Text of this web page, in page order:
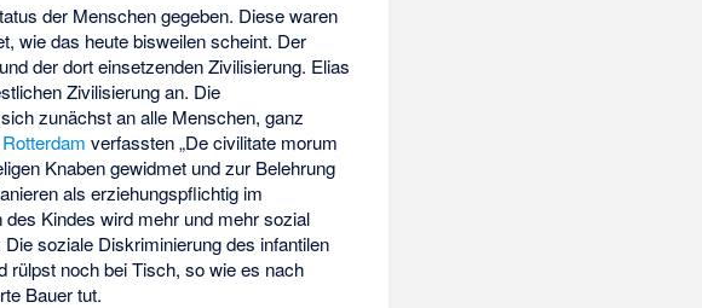
der Menschen gegeben. Diese waren
wie das heute bisweilen scheint. Der
der dort einsetzenden Zivilisierung. Elias
Zivilisierung an. Die
zunächst an alle Menschen, ganz
verfassten „De civilitate morum
Knaben gewidmet und zur Belehrung
als erziehungspflichtig im
Kindes wird mehr und mehr sozial
soziale Diskriminierung des infantilen
rülpst noch bei Tisch, so wie es nach
Bauer tut.